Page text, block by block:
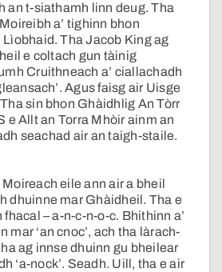
an t-siathamh linn deug. Tha
a’ tighinn bhon
Tha Jacob King ag
e coltach gun tàinig
Cruithneach a’ ciallachadh
Agus faisg air Uisge
sin bhon Ghàidhlig An Tòrr
e Allt an Torra Mhòir ainm an
seachad air an taigh-staile.
eile ann air a bheil
dhuinne mar Ghàidheil. Tha e
– a-n-c-n-o-c. Bhithinn a’
mar ‘an cnoc’, ach tha làrach-
ag innse dhuinn gu bheilear
‘a-nock’. Seadh. Uill, tha e air